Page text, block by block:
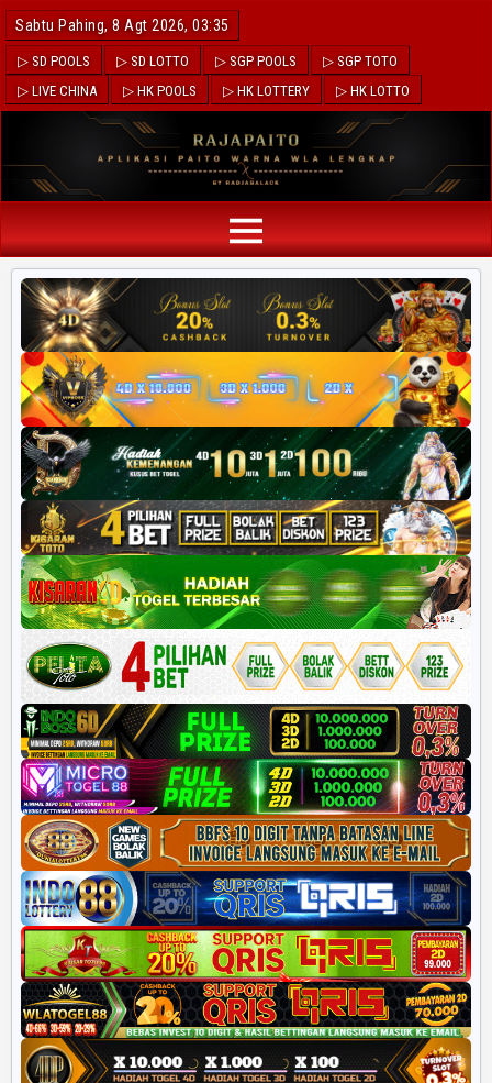
Sabtu Pahing, 8 Agt 2026, 03:35
▷ SD POOLS ▷ SD LOTTO ▷ SGP POOLS
▷ SGP TOTO
▷ LIVE CHINA
▷ HK POOLS ▷ HK LOTTERY ▷ HK LOTTO